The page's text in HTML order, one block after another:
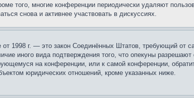
того, многие конференции периодически удаляют
снова и активнее участвовать в дискуссиях.
1998 г. — это закон Соединённых Штатов, требующий от
иного вида подтверждения того, что опекуны
на конференции, или к самой конференции,
юридических отношений, кроме указанных ниже.